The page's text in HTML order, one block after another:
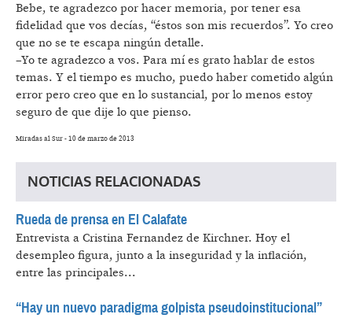
Bebe, te agradezco por hacer memoria, por tener esa
fidelidad que vos decías, “éstos son mis recuerdos”. Yo creo
que no se te escapa ningún detalle.
–Yo te agradezco a vos. Para mí es grato hablar de estos
temas. Y el tiempo es mucho, puedo haber cometido algún
error pero creo que en lo sustancial, por lo menos estoy
seguro de que dije lo que pienso.
Miradas al Sur - 10 de marzo de 2013
NOTICIAS RELACIONADAS
Rueda de prensa en El Calafate
Entrevista a Cristina Fernandez de Kirchner. Hoy el
desempleo figura, junto a la inseguridad y la inflación,
entre las principales...
“Hay un nuevo paradigma golpista pseudoinstitucional”